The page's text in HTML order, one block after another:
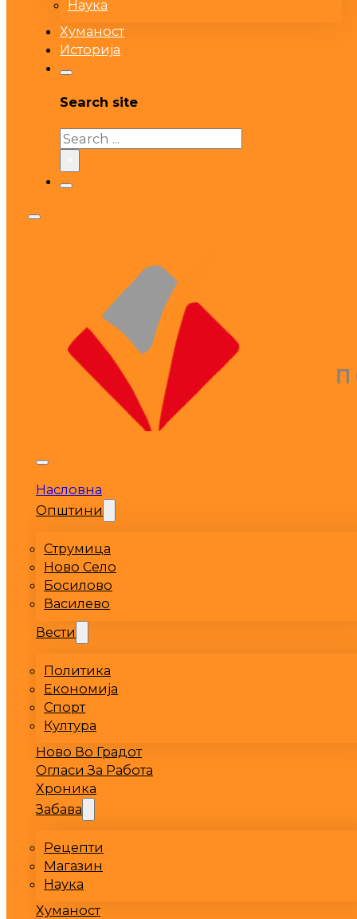
Наука
Хуманост
Историја
Search site
Search
Насловна
Општини
Струмица
Ново Село
Босилово
Василево
Вести
Политика
Економија
Спорт
Култура
Ново Во Градот
Огласи За Работа
Хроника
Забава
Рецепти
Магазин
Наука
Хуманост